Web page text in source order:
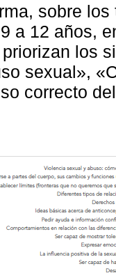
sobre
a 12 años,
los
sexual»,
correcto